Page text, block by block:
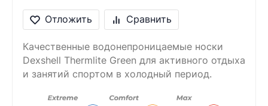
Отложить Сравнить
Качественные водонепроницаемые носки
Dexshell Thermlite Green для активного отдыха
и занятий спортом в холодный период.